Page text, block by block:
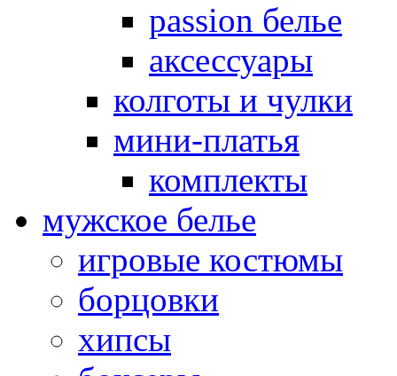
passion белье
аксессуары
колготы и чулки
мини-платья
комплекты
мужское белье
игровые костюмы
борцовки
хипсы